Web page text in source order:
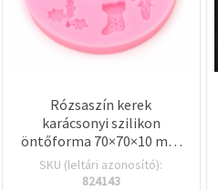
Rózsaszín kerek
karácsonyi szilikon
öntőforma 70×70×10 mm
— vegyes minták:
hóember, fenyőfa,
SKU (leltári azonosító):
824143